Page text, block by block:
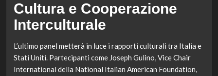
Cultura e Cooperazione
Interculturale
L’ultimo panel metterà in luce i rapporti culturali tra Italia e
Stati Uniti. Partecipanti come Joseph Gulino, Vice Chair
International della National Italian American Foundation,